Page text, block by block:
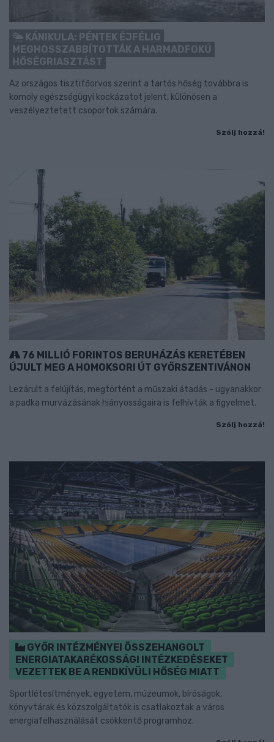
KÁNIKULA: PÉNTEK ÉJFÉLIG
MEGHOSSZABBÍTOTTÁK A HARMADFOKÚ
HŐSÉGRIASZTÁST
Az országos tisztifőorvos szerint a tartós hőség továbbra is
komoly egészségügyi kockázatot jelent, különösen a
veszélyeztetett csoportok számára.
Szólj hozzá!
76 MILLIÓ FORINTOS BERUHÁZÁS KERETÉBEN
ÚJULT MEG A HOMOKSORI ÚT GYŐRSZENTIVÁNON
Lezárult a felújítás, megtörtént a műszaki átadás - ugyanakkor
a padka murvázásának hiányosságaira is felhívták a figyelmet.
Szólj hozzá!
GYŐR INTÉZMÉNYEI ÖSSZEHANGOLT
ENERGIATAKARÉKOSSÁGI INTÉZKEDÉSEKET
VEZETTEK BE A RENDKÍVÜLI HŐSÉG MIATT
Sportlétesítmények, egyetem, múzeumok, bíróságok,
könyvtárak és közszolgáltatók is csatlakoztak a város
energiafelhasználását csökkentő programhoz.